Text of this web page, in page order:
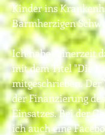
Kinder ins
Barmherzigen
Ich habe seinerzeit
mit dem Titel "Die
mitgeschrieben. Der
der Finanzierung des
Einsatzes. Bei der
ich auch eine